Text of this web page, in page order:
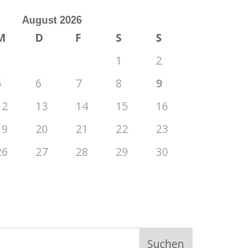
August 2026
D F S
S
1
2
6 7 8
9
13 14 15
16
20 21 22
23
27 28 29
30
Suchen